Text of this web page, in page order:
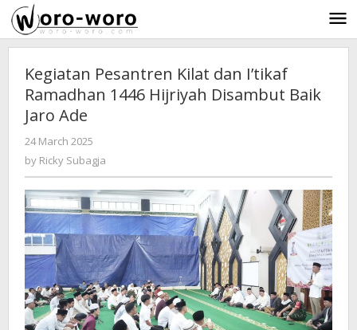
Skip
to
content
Kegiatan Pesantren Kilat dan I’tikaf
Ramadhan 1446 Hijriyah Disambut Baik
Jaro Ade
24 March 2025
Ricky
by Ricky Subagja